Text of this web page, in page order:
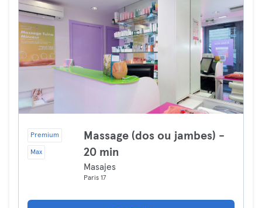
Premium
Max
Massage (dos ou jambes) -
20 min
Masajes
Paris 17